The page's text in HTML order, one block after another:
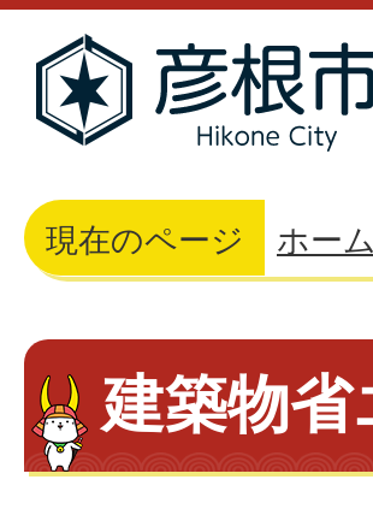
現在のページ ホーム
建築物